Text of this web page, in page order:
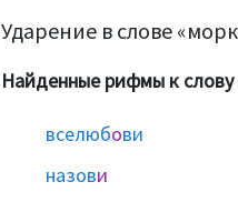
Ударение в слове
Найденные рифмы к слову
вселюбови
назови